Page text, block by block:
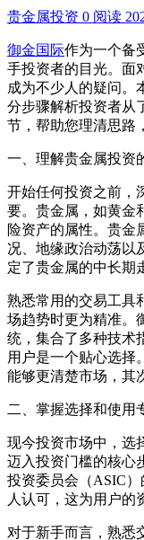
贵金属投资 0 阅读
御金国际作为一个备
手投资者的目光。面
成为不少人的疑问。
分步骤解析投资者从
节，帮助您理清思路
一、理解贵金属投资
开始任何投资之前，
要。贵金属，如黄金
险资产的属性。贵金
况、地缘政治动荡以
定了贵金属的中长期
熟悉常用的交易工具
场趋势时更为精准。
统，集合了多种技术
用户是一个贴心选择
能够更清楚市场，其
二、掌握选择和使用
现今投资市场中，选
迈入投资门槛的核心
投资委员会（ASIC
人认可，这为用户的
对于新手而言，熟悉